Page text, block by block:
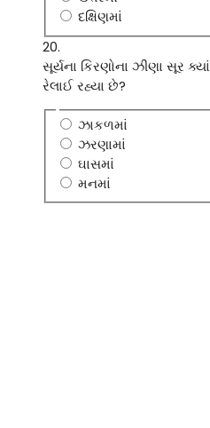
દક્ષિણમાં
20.
સૂર્યના કિરણોના ઝીણા સૂર ક્યાં
રેલાઈ રહ્યા છે?
ઝાકળમાં
ઝરણામાં
ઘાસમાં
મનમાં